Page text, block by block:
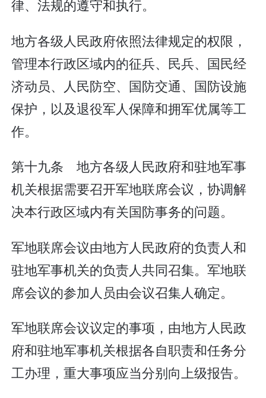
律、法规的遵守和执行。
地方各级人民政府依照法律规定的权限，
管理本行政区域内的征兵、民兵、国民经
济动员、人民防空、国防交通、国防设施
保护，以及退役军人保障和拥军优属等工
作。
第十九条 地方各级人民政府和驻地军事
机关根据需要召开军地联席会议，协调解
决本行政区域内有关国防事务的问题。
军地联席会议由地方人民政府的负责人和
驻地军事机关的负责人共同召集。军地联
席会议的参加人员由会议召集人确定。
军地联席会议议定的事项，由地方人民政
府和驻地军事机关根据各自职责和任务分
工办理，重大事项应当分别向上级报告。